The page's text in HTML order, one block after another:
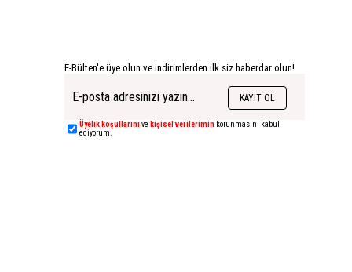
E-Bülten'e üye olun ve indirimlerden ilk siz haberdar olun!
KAYIT OL
Üyelik koşullarınıve kişisel verilerimin korunmasını kabul
ediyorum.